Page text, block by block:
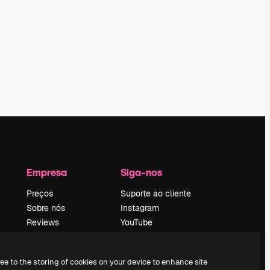
Empresa
Preços
Sobre nós
Reviews
pesquisa
Siga-nos
Suporte ao cliente
Instagram
YouTube
Discord
to the storing of cookies on your device to enhance site